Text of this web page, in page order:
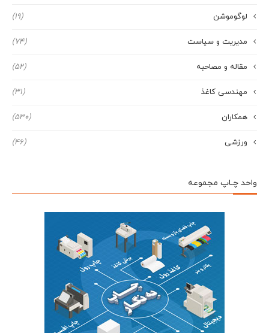
لوگوموشن (19)
مدیریت و سیاست (74)
مقاله و مصاحبه (52)
مهندسی کاغذ (31)
همکاران (530)
ورزشی (46)
واحد چـاپ مجموعه